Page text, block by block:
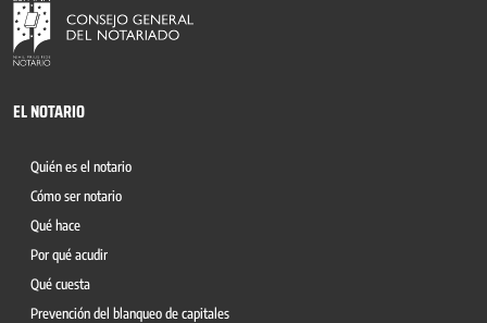
EL NOTARIO
Quién es el notario
Cómo ser notario
Qué hace
Por qué acudir
Qué cuesta
Prevención del blanqueo de capitales